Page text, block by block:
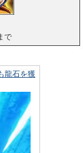
で
龍石を獲